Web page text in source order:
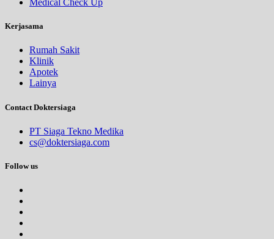
Medical Check Up
Kerjasama
Rumah Sakit
Klinik
Apotek
Lainya
Contact Doktersiaga
PT Siaga Tekno Medika
cs@doktersiaga.com
Follow us